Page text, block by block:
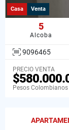
Casa Venta
5
Alcoba
9096465
PRECIO VENTA
Pesos Colombianos